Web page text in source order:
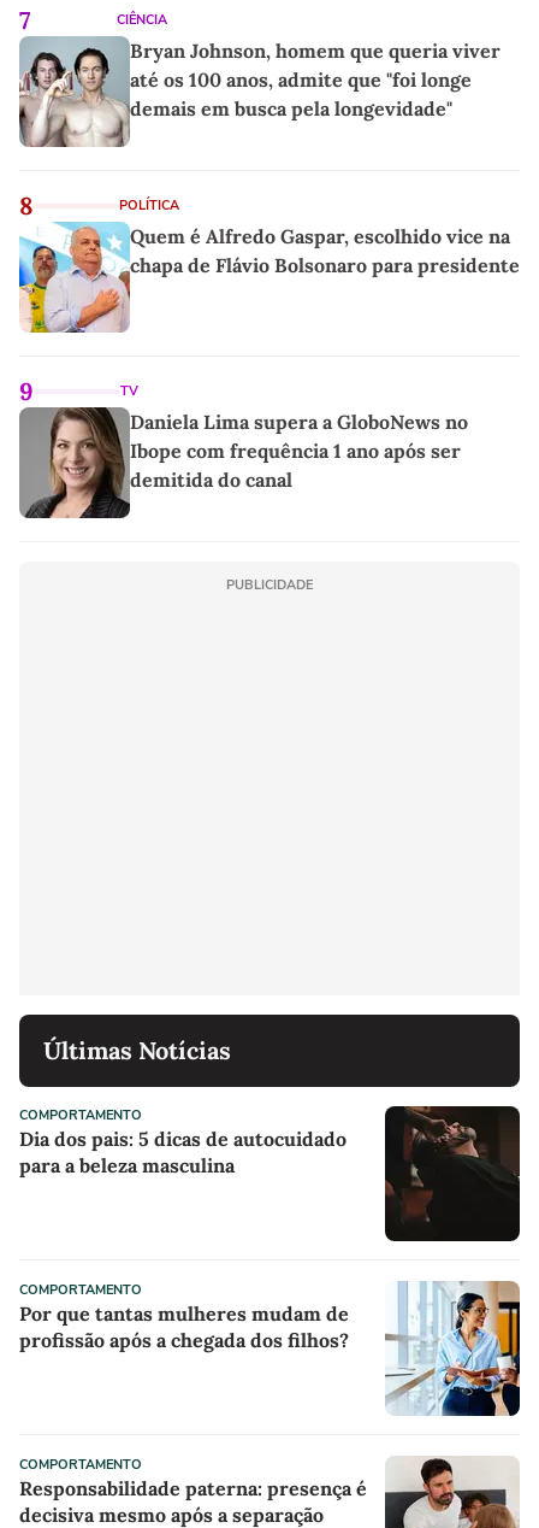
7 CIÊNCIA
Bryan Johnson, homem que queria viver
até os 100 anos, admite que "foi longe
demais em busca pela longevidade"
8 POLÍTICA
Quem é Alfredo Gaspar, escolhido vice na
chapa de Flávio Bolsonaro para presidente
9 TV
Daniela Lima supera a GloboNews no
Ibope com frequência 1 ano após ser
demitida do canal
PUBLICIDADE
Últimas Notícias
COMPORTAMENTO
Dia dos pais: 5 dicas de autocuidado
para a beleza masculina
COMPORTAMENTO
Por que tantas mulheres mudam de
profissão após a chegada dos filhos?
COMPORTAMENTO
Responsabilidade paterna: presença é
decisiva mesmo após a separação